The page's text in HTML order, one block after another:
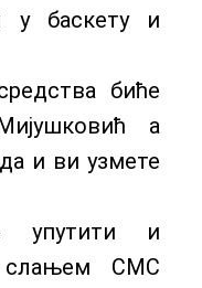
у баскету и
биће
а
и ви узмете
упутити и
слањем СМС